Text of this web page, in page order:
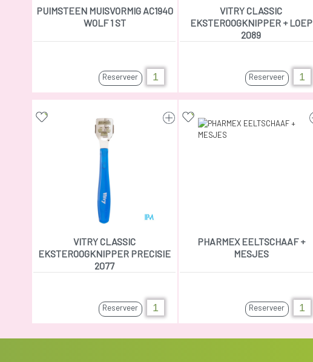
PUIMSTEEN MUISVORMIG AC1940
WOLF 1 ST
Reserveer
VITRY CLASSIC
EKSTEROOGKNIPPER + LOEP
2089
Reserveer
VITRY CLASSIC
EKSTEROOGKNIPPER PRECISIE
2077
Reserveer
PHARMEX EELTSCHAAF +
MESJES
Reserveer